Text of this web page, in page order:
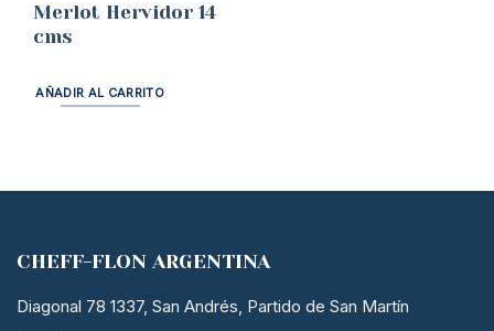
Merlot Hervidor 14
cms
AÑADIR AL CARRITO
CHEFF-FLON ARGENTINA
Diagonal 78 1337, San Andrés, Partido de San Martín